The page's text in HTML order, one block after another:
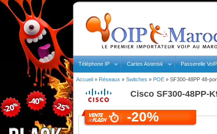
Téléphone IP Cartes Asterisk Passerelle VoIP
Accueil» Réseaux » Switches » POE» SF300-48PP 48-
Cisco SF300-48PP-
-20%